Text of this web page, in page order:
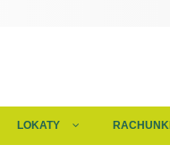
LOKATY RACHUNKI